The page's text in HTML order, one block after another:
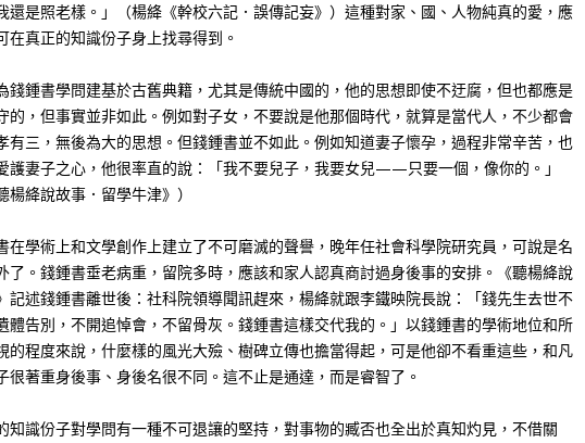
還是照老樣。」（楊絳《幹校六記．誤傳記妄》）這種對家、國、人物純真的愛，應
在真正的知識份子身上找尋得到。
錢鍾書學問建基於古舊典籍，尤其是傳統中國的，他的思想即使不迂腐，但也都應是
的，但事實並非如此。例如對子女，不要說是他那個時代，就算是當代人，不少都會
有三，無後為大的思想。但錢鍾書並不如此。例如知道妻子懷孕，過程非常辛苦，也
護妻子之心，他很率直的說：「我不要兒子，我要女兒——只要一個，像你的。」
楊絳說故事．留學牛津》）
在學術上和文學創作上建立了不可磨滅的聲譽，晚年任社會科學院研究員，可說是名
了。錢鍾書垂老病重，留院多時，應該和家人認真商討過身後事的安排。《聽楊絳說
記述錢鍾書離世後：社科院領導聞訊趕來，楊絳就跟李鐵映院長說：「錢先生去世不
體告別，不開追悼會，不留骨灰。錢鍾書這樣交代我的。」以錢鍾書的學術地位和所
的程度來說，什麼樣的風光大殮、樹碑立傳也擔當得起，可是他卻不看重這些，和凡
很著重身後事、身後名很不同。這不止是通達，而是睿智了。
知識份子對學問有一種不可退讓的堅持，對事物的臧否也全出於真知灼見，不借關